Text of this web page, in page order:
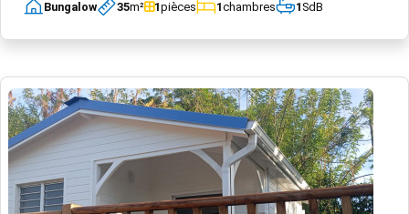
Bungalow 35m² 1pièces 1chambres 1SdB